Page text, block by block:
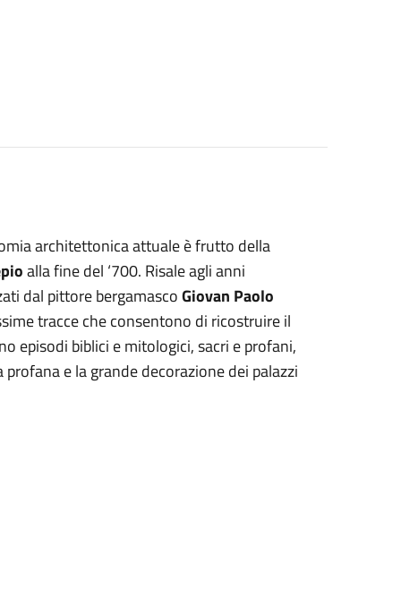
architettonica attuale è frutto della
alla fine del ‘700. Risale agli anni
dal pittore bergamascoGiovan Paolo
tracce che consentono di ricostruire il
episodi biblici e mitologici, sacri e profani,
e la grande decorazione dei palazzi